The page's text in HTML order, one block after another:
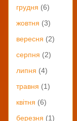
грудня (6)
жовтня (3)
вересня (2)
серпня (2)
липня (4)
травня (1)
квітня (6)
березня (1)